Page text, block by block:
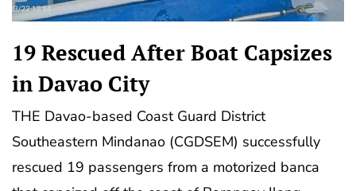
19 Rescued After Boat Capsizes
in Davao City
THE Davao-based Coast Guard District
Southeastern Mindanao (CGDSEM) successfully
rescued 19 passengers from a motorized banca